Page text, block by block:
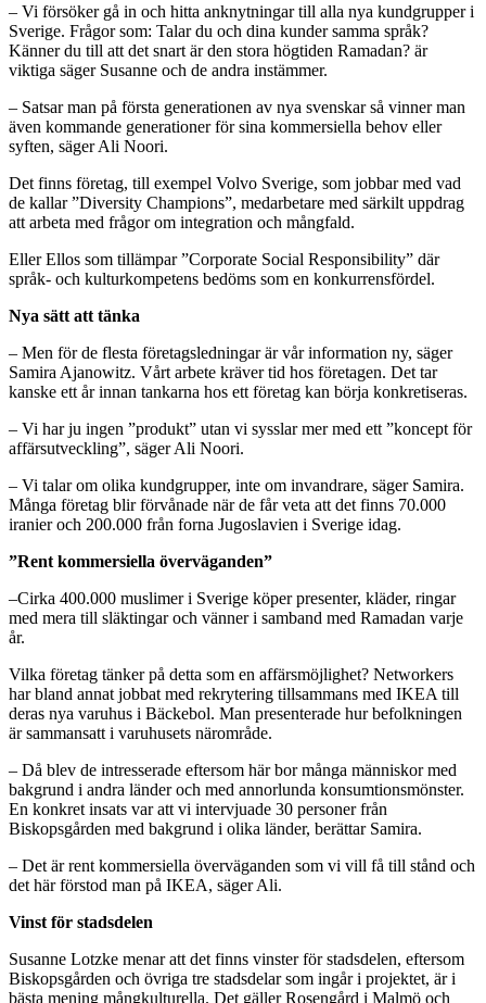
– Vi försöker gå in och hitta anknytningar till alla nya kundgrupper i
Sverige. Frågor som: Talar du och dina kunder samma språk?
Känner du till att det snart är den stora högtiden Ramadan? är
viktiga säger Susanne och de andra instämmer.
– Satsar man på första generationen av nya svenskar så vinner man
även kommande generationer för sina kommersiella behov eller
syften, säger Ali Noori.
Det finns företag, till exempel Volvo Sverige, som jobbar med vad
de kallar ”Diversity Champions”, medarbetare med särkilt uppdrag
att arbeta med frågor om integration och mångfald.
Eller Ellos som tillämpar ”Corporate Social Responsibility” där
språk- och kulturkompetens bedöms som en konkurrensfördel.
Nya sätt att tänka
– Men för de flesta företagsledningar är vår information ny, säger
Samira Ajanowitz. Vårt arbete kräver tid hos företagen. Det tar
kanske ett år innan tankarna hos ett företag kan börja konkretiseras.
– Vi har ju ingen ”produkt” utan vi sysslar mer med ett ”koncept för
affärsutveckling”, säger Ali Noori.
– Vi talar om olika kundgrupper, inte om invandrare, säger Samira.
Många företag blir förvånade när de får veta att det finns 70.000
iranier och 200.000 från forna Jugoslavien i Sverige idag.
”Rent kommersiella överväganden”
–Cirka 400.000 muslimer i Sverige köper presenter, kläder, ringar
med mera till släktingar och vänner i samband med Ramadan varje
år.
Vilka företag tänker på detta som en affärsmöjlighet? Networkers
har bland annat jobbat med rekrytering tillsammans med IKEA till
deras nya varuhus i Bäckebol. Man presenterade hur befolkningen
är sammansatt i varuhusets närområde.
– Då blev de intresserade eftersom här bor många människor med
bakgrund i andra länder och med annorlunda konsumtionsmönster.
En konkret insats var att vi intervjuade 30 personer från
Biskopsgården med bakgrund i olika länder, berättar Samira.
– Det är rent kommersiella överväganden som vi vill få till stånd och
det här förstod man på IKEA, säger Ali.
Vinst för stadsdelen
Susanne Lotzke menar att det finns vinster för stadsdelen, eftersom
Biskopsgården och övriga tre stadsdelar som ingår i projektet, är i
bästa mening mångkulturella. Det gäller Rosengård i Malmö och